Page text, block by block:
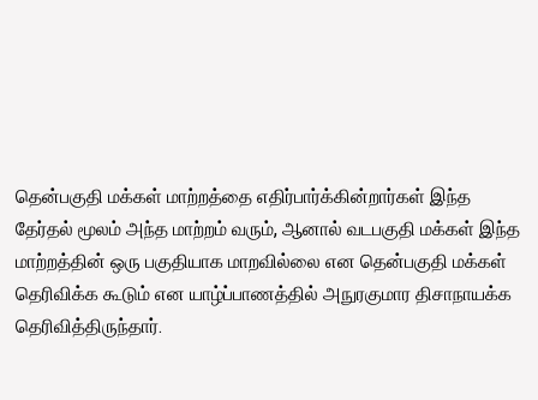
தென்பகுதி மக்கள் மாற்றத்தை எதிர்பார்க்கின்றார்கள் இந்த
தேர்தல் மூலம் அந்த மாற்றம் வரும், ஆனால் வடபகுதி மக்கள் இந்த
மாற்றத்தின் ஒரு பகுதியாக மாறவில்லை என தென்பகுதி மக்கள்
தெரிவிக்க கூடும் என யாழ்ப்பாணத்தில் அநுரகுமார திசாநாயக்க
தெரிவித்திருந்தார்.